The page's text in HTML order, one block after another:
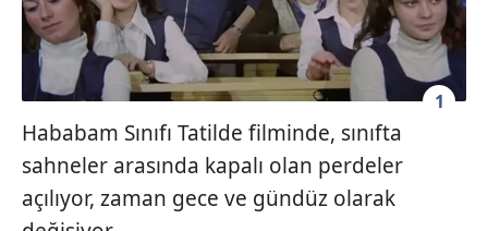
1
Hababam Sınıfı Tatilde filminde, sınıfta
sahneler arasında kapalı olan perdeler
açılıyor, zaman gece ve gündüz olarak